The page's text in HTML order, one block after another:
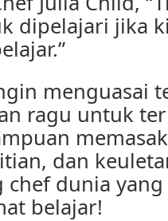
dipelajari jika
menguasai
ragu untuk
dan
chef dunia
belajar!